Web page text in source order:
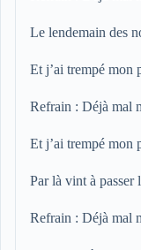
Le lendemain des
Et j’ai trempé mon
Refrain : Déjà mal
Et j’ai trempé mon
Par là vint à
Refrain : Déjà mal